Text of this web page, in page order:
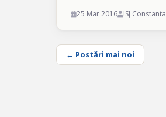
25 Mar 2016 ISJ Constanta
← Postări mai noi